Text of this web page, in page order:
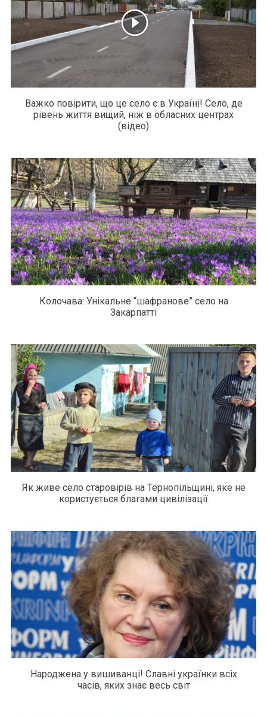
Важко повірити, що це село є в Україні! Село, де
рівень життя вищий, ніж в обласних центрах
(відео)
Колочава: Унікальне “шафранове” село на
Закарпатті
Як живе село старовірів на Тернопільщині, яке не
користується благами цивілізації
Народжена у вишиванці! Славні українки всіх
часів, яких знає весь світ